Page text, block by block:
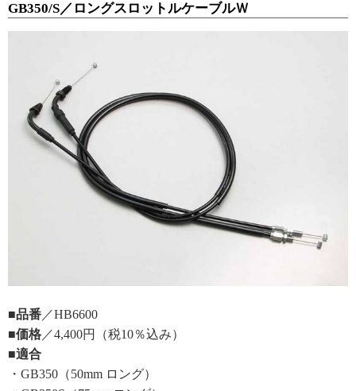
GB350/S／ロングスロットルケーブルＷ
■品番 ／HB6600
■価格 ／4,400円（税10％込み）
■適合
・GB350（50mm ロング）